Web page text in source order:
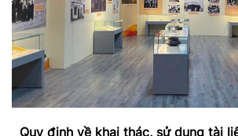
Quy định về khai thác, sử dụng tài